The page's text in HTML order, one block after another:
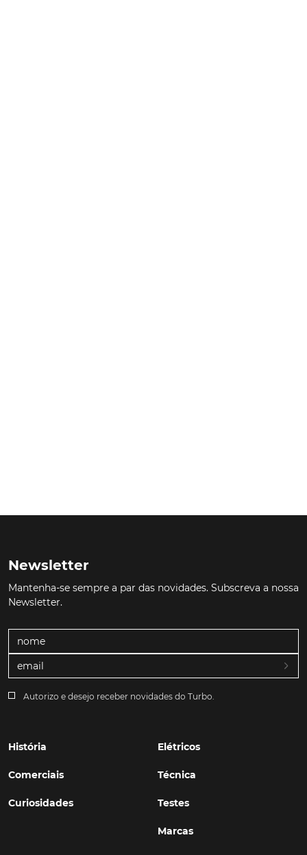
Newsletter
Mantenha-se sempre a par das novidades. Subscreva a nossa
Newsletter.
Autorizo e desejo receber novidades do Turbo.
História
Comerciais
Curiosidades
Elétricos
Técnica
Testes
Marcas